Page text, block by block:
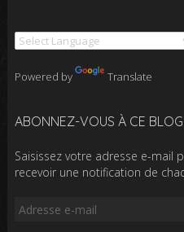
Powered by Translate
ABONNEZ-VOUS À CE BLOG
Saisissez votre adresse e-mail
recevoir une notification de
Adresse